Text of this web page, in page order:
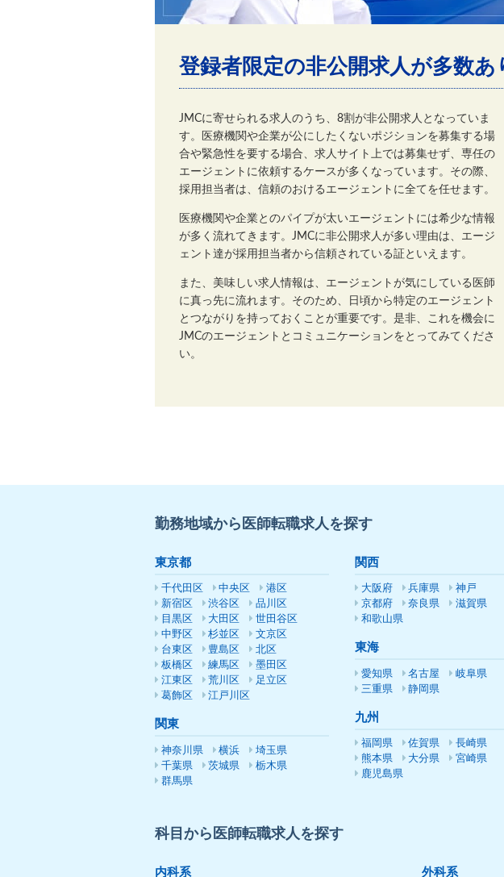
登録者限定の非公開求人が多数あ
JMCに寄せられる求人のうち、8割が非公開求人となっていま
す。医療機関や企業が公にしたくないポジションを募集する場
合や緊急性を要する場合、求人サイト上では募集せず、専任の
エージェントに依頼するケースが多くなっています。その際、
採用担当者は、信頼のおけるエージェントに全てを任せます。
医療機関や企業とのパイプが太いエージェントには希少な情報
が多く流れてきます。JMCに非公開求人が多い理由は、エージ
ェント達が採用担当者から信頼されている証といえます。
また、美味しい求人情報は、エージェントが気にしている医師
に真っ先に流れます。そのため、日頃から特定のエージェント
とつながりを持っておくことが重要です。是非、これを機会に
JMCのエージェントとコミュニケーションをとってみてくださ
い。
勤務地域から医師転職求人を探す
東京都
千代田区 中央区
港区
新宿区
渋谷区
品川区
目黒区
大田区
世田谷区
中野区
杉並区
文京区
台東区
豊島区
北区
板橋区
練馬区
墨田区
江東区
荒川区
足立区
葛飾区
江戸川区
関東
神奈川県 横浜
埼玉県
千葉県
茨城県
栃木県
群馬県
関西
大阪府 兵庫県
神戸
京都府
奈良県
滋賀県
和歌山県
東海
愛知県 名古屋
岐阜県
三重県
静岡県
九州
福岡県 佐賀県
長崎県
熊本県
大分県
宮崎県
鹿児島県
科目から医師転職求人を探す
内科系 外科系